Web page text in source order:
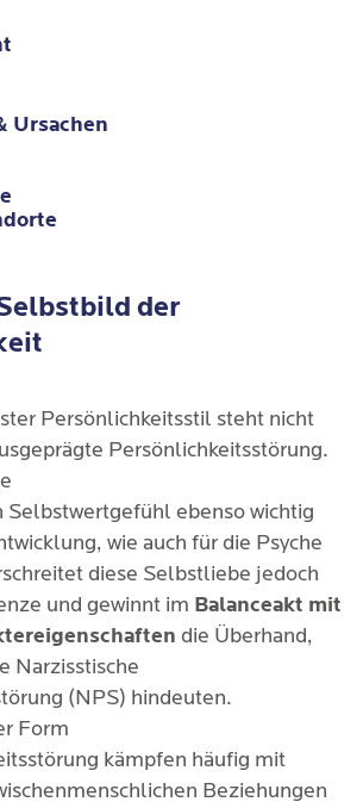
Ursachen
der
Persönlichkeitsstil steht nicht
Persönlichkeitsstörung.
Selbstwertgefühl ebenso wichtig
wie auch für die Psyche
diese Selbstliebe jedoch
und gewinnt im Balanceakt mit
die Überhand,
Narzisstische
(NPS) hindeuten.
Form
kämpfen häufig mit
Beziehungen